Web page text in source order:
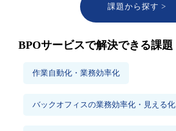
課題から探す >
BPOサービスで解決できる課題
作業自動化・業務効率化
バックオフィスの業務効率化・見える化